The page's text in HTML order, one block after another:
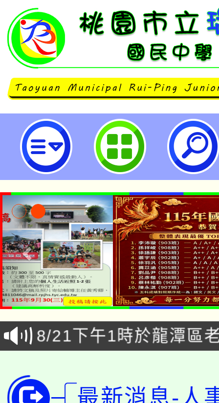
公告本校112學年度第1學期第15
結果-桃園市立瑞坪國民中學
公告本校115學年度第
代理(課)教師甄選結果
告(尚有缺額)
「本色祭」8/29、30在
場熱烈登場!
8/21下午1時於龍潭區
徵才活動。
YOUNG桃局內行報名
局官網。
8月14至27日，桃園電
最新消息-人